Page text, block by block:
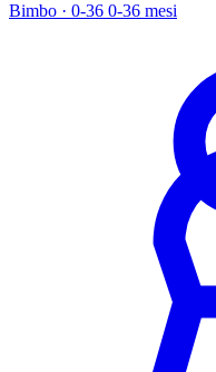
Bimbo · 0-36 0-36 mesi